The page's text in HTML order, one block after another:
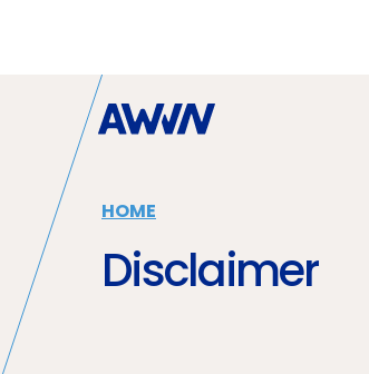
HOME
Disclaimer